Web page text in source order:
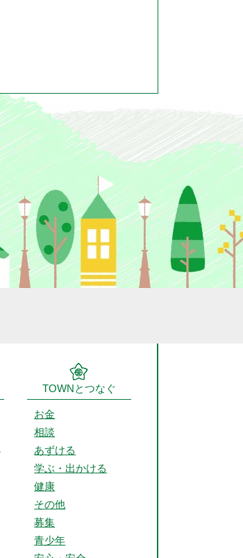
TOWNとつなぐ
お金
相談
あずける
学ぶ・出かける
健康
その他
募集
青少年